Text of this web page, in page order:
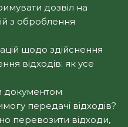
дозвіл на
з оброблення
щодо здійснення
відходів: як усе
документом
передачі відходів?
перевозити відходи,